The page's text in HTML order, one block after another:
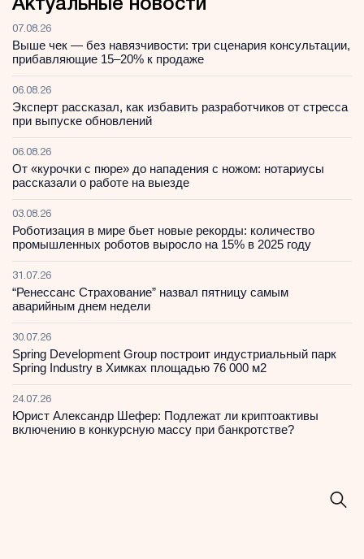
Актуальные новости
07.08.26
Выше чек — без навязчивости: три сценария консультации,
прибавляющие 15–20% к продаже
06.08.26
Эксперт рассказал, как избавить разработчиков от стресса
при выпуске обновлений
06.08.26
От «курочки с пюре» до нападения с ножом: нотариусы
рассказали о работе на выезде
03.08.26
Роботизация в мире бьет новые рекорды: количество
промышленных роботов выросло на 15% в 2025 году
31.07.26
“Ренессанс Страхование” назвал пятницу самым
аварийным днем недели
30.07.26
Spring Development Group построит индустриальный парк
Spring Industry в Химках площадью 76 000 м2
24.07.26
Юрист Александр Шефер: Подлежат ли криптоактивы
включению в конкурсную массу при банкротстве?